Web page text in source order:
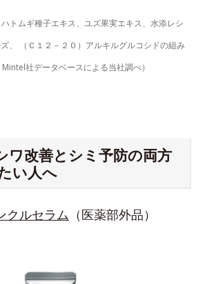
トムギ種子エキス、ユズ果実エキス、水添レシ
、 （Ｃ１２－２０）アルキルグルコシドの組み
社データベースによる当社調べ）
ワ改善とシミ予防の両方
い人へ
クルセラム （医薬部外品）